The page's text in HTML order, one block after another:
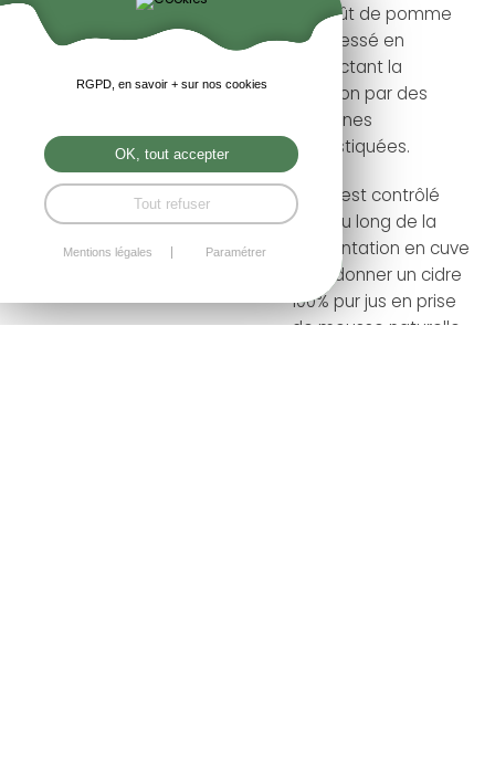
le moût de pomme
est pressé en
respectant la
tradition par des
machines
sophistiquées.
Le jus est contrôlé
tout au long de la
fermentation en cuve
pour donner un cidre
100% pur jus en prise
de mousse naturelle.
RGPD, en savoir + sur nos cookies
OK, tout accepter
Tout refuser
Mentions légales Paramétrer